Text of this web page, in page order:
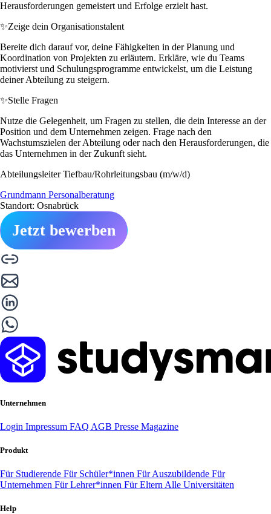
Herausforderungen gemeistert und Erfolge erzielt hast.
✨Zeige dein Organisationstalent
Bereite dich darauf vor, deine Fähigkeiten in der Planung und
Koordination von Projekten zu erläutern. Erkläre, wie du Teams
motivierst und Schulungsprogramme entwickelst, um die Leistung
deiner Abteilung zu steigern.
✨Stelle Fragen
Nutze die Gelegenheit, um Fragen zu stellen, die dein Interesse an der
Position und dem Unternehmen zeigen. Frage nach den
Wachstumszielen der Abteilung oder nach den Herausforderungen, die
das Unternehmen in der Zukunft sieht.
Abteilungsleiter Tiefbau/Rohrleitungsbau (m/w/d)
Grundmann Personalberatung
Standort: Osnabrück
Jetzt bewerben
Unternehmen
Login Impressum FAQ AGB Presse Magazine
Produkt
Für Studierende Für Schüler*innen Für Auszubildende Für
Unternehmen Für Lehrer*innen Für Eltern Alle Universitäten
Help